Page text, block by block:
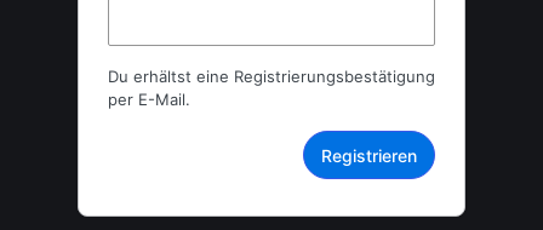
Du erhältst eine Registrierungsbestätigung
per E-Mail.